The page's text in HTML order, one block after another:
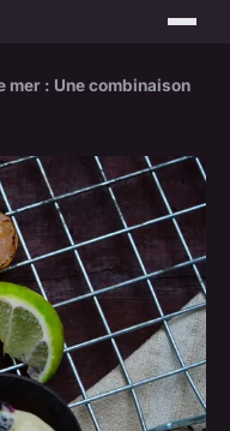
mer : Une combinaison